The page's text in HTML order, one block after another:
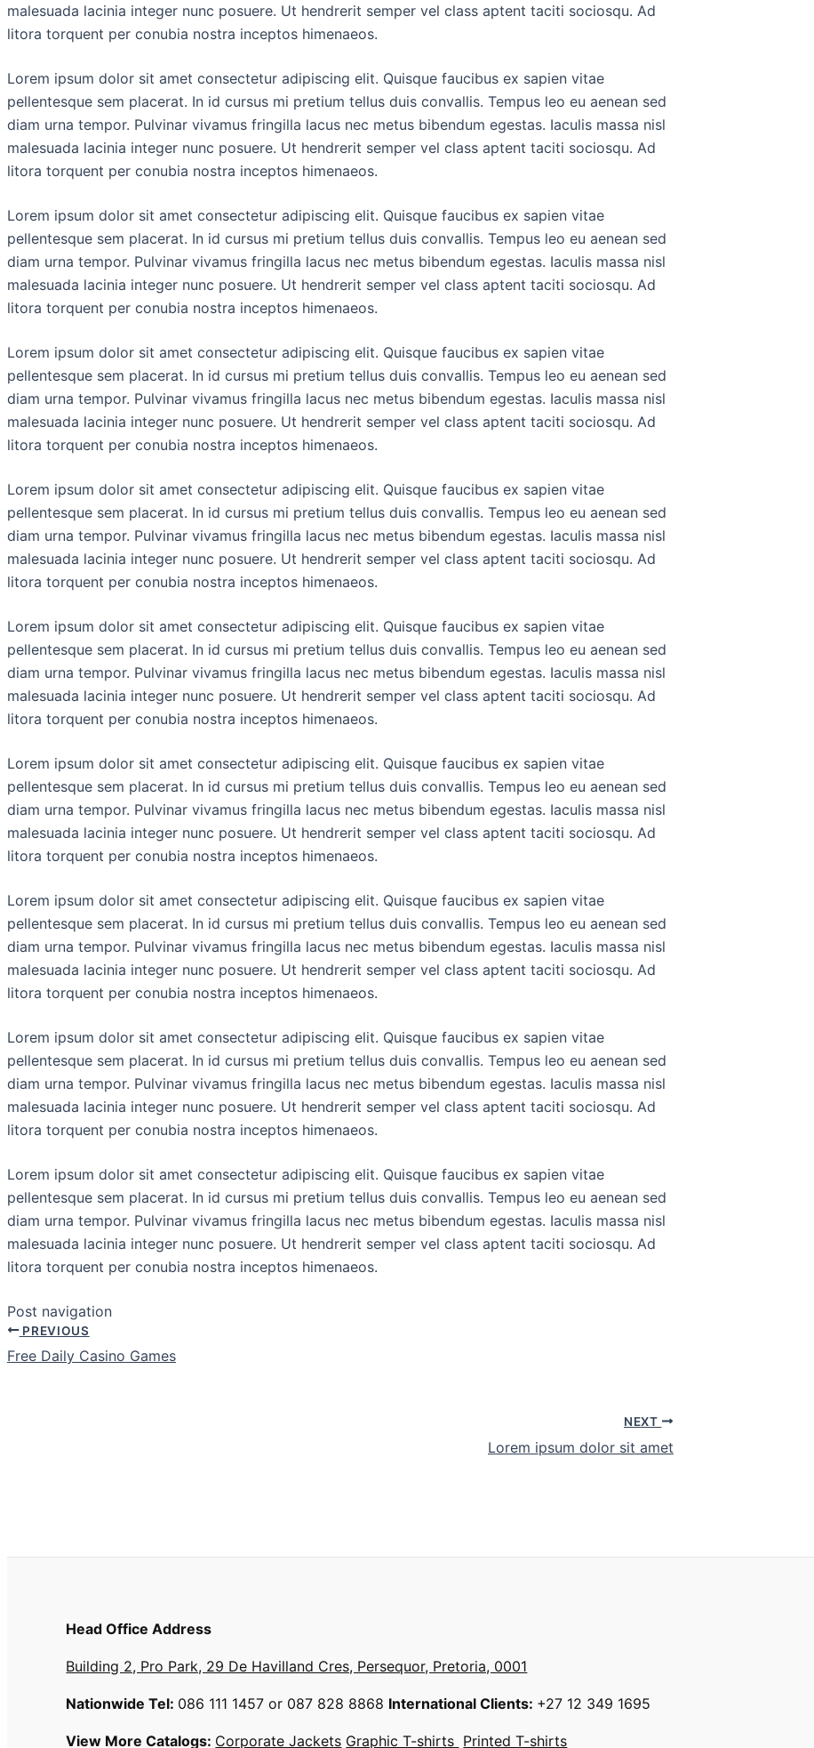
malesuada lacinia integer nunc posuere. Ut hendrerit semper vel class aptent taciti sociosqu. Ad
litora torquent per conubia nostra inceptos himenaeos.
Lorem ipsum dolor sit amet consectetur adipiscing elit. Quisque faucibus ex sapien vitae
pellentesque sem placerat. In id cursus mi pretium tellus duis convallis. Tempus leo eu aenean sed
diam urna tempor. Pulvinar vivamus fringilla lacus nec metus bibendum egestas. Iaculis massa nisl
malesuada lacinia integer nunc posuere. Ut hendrerit semper vel class aptent taciti sociosqu. Ad
litora torquent per conubia nostra inceptos himenaeos.
Lorem ipsum dolor sit amet consectetur adipiscing elit. Quisque faucibus ex sapien vitae
pellentesque sem placerat. In id cursus mi pretium tellus duis convallis. Tempus leo eu aenean sed
diam urna tempor. Pulvinar vivamus fringilla lacus nec metus bibendum egestas. Iaculis massa nisl
malesuada lacinia integer nunc posuere. Ut hendrerit semper vel class aptent taciti sociosqu. Ad
litora torquent per conubia nostra inceptos himenaeos.
Lorem ipsum dolor sit amet consectetur adipiscing elit. Quisque faucibus ex sapien vitae
pellentesque sem placerat. In id cursus mi pretium tellus duis convallis. Tempus leo eu aenean sed
diam urna tempor. Pulvinar vivamus fringilla lacus nec metus bibendum egestas. Iaculis massa nisl
malesuada lacinia integer nunc posuere. Ut hendrerit semper vel class aptent taciti sociosqu. Ad
litora torquent per conubia nostra inceptos himenaeos.
Lorem ipsum dolor sit amet consectetur adipiscing elit. Quisque faucibus ex sapien vitae
pellentesque sem placerat. In id cursus mi pretium tellus duis convallis. Tempus leo eu aenean sed
diam urna tempor. Pulvinar vivamus fringilla lacus nec metus bibendum egestas. Iaculis massa nisl
malesuada lacinia integer nunc posuere. Ut hendrerit semper vel class aptent taciti sociosqu. Ad
litora torquent per conubia nostra inceptos himenaeos.
Lorem ipsum dolor sit amet consectetur adipiscing elit. Quisque faucibus ex sapien vitae
pellentesque sem placerat. In id cursus mi pretium tellus duis convallis. Tempus leo eu aenean sed
diam urna tempor. Pulvinar vivamus fringilla lacus nec metus bibendum egestas. Iaculis massa nisl
malesuada lacinia integer nunc posuere. Ut hendrerit semper vel class aptent taciti sociosqu. Ad
litora torquent per conubia nostra inceptos himenaeos.
Lorem ipsum dolor sit amet consectetur adipiscing elit. Quisque faucibus ex sapien vitae
pellentesque sem placerat. In id cursus mi pretium tellus duis convallis. Tempus leo eu aenean sed
diam urna tempor. Pulvinar vivamus fringilla lacus nec metus bibendum egestas. Iaculis massa nisl
malesuada lacinia integer nunc posuere. Ut hendrerit semper vel class aptent taciti sociosqu. Ad
litora torquent per conubia nostra inceptos himenaeos.
Lorem ipsum dolor sit amet consectetur adipiscing elit. Quisque faucibus ex sapien vitae
pellentesque sem placerat. In id cursus mi pretium tellus duis convallis. Tempus leo eu aenean sed
diam urna tempor. Pulvinar vivamus fringilla lacus nec metus bibendum egestas. Iaculis massa nisl
malesuada lacinia integer nunc posuere. Ut hendrerit semper vel class aptent taciti sociosqu. Ad
litora torquent per conubia nostra inceptos himenaeos.
Lorem ipsum dolor sit amet consectetur adipiscing elit. Quisque faucibus ex sapien vitae
pellentesque sem placerat. In id cursus mi pretium tellus duis convallis. Tempus leo eu aenean sed
diam urna tempor. Pulvinar vivamus fringilla lacus nec metus bibendum egestas. Iaculis massa nisl
malesuada lacinia integer nunc posuere. Ut hendrerit semper vel class aptent taciti sociosqu. Ad
litora torquent per conubia nostra inceptos himenaeos.
Lorem ipsum dolor sit amet consectetur adipiscing elit. Quisque faucibus ex sapien vitae
pellentesque sem placerat. In id cursus mi pretium tellus duis convallis. Tempus leo eu aenean sed
diam urna tempor. Pulvinar vivamus fringilla lacus nec metus bibendum egestas. Iaculis massa nisl
malesuada lacinia integer nunc posuere. Ut hendrerit semper vel class aptent taciti sociosqu. Ad
litora torquent per conubia nostra inceptos himenaeos.
Post navigation
PREVIOUS
Free Daily Casino Games
NEXT
Lorem ipsum dolor sit amet
Head Office Address
Building 2, Pro Park, 29 De Havilland Cres, Persequor, Pretoria, 0001
Nationwide Tel: 086 111 1457 or 087 828 8868 International Clients: +27 12 349 1695
View More Catalogs: Corporate Jackets Graphic T-shirts Printed T-shirts